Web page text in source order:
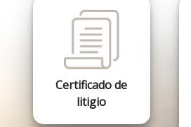
Certificado de
litigio